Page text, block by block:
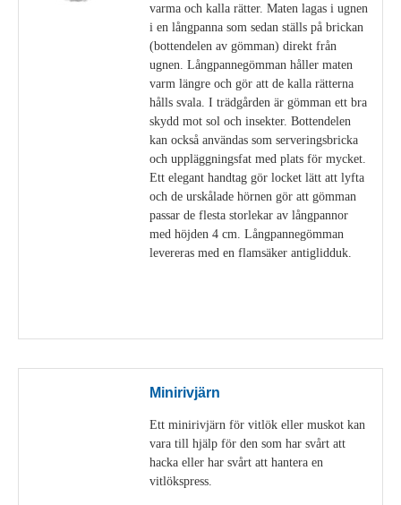
varma och kalla rätter. Maten lagas i ugnen
i en långpanna som sedan ställs på brickan
(bottendelen av gömman) direkt från
ugnen. Långpannegömman håller maten
varm längre och gör att de kalla rätterna
hålls svala. I trädgården är gömman ett bra
skydd mot sol och insekter. Bottendelen
kan också användas som serveringsbricka
och uppläggningsfat med plats för mycket.
Ett elegant handtag gör locket lätt att lyfta
och de urskålade hörnen gör att gömman
passar de flesta storlekar av långpannor
med höjden 4 cm. Långpannegömman
levereras med en flamsäker antiglidduk.
Minirivjärn
Ett minirivjärn för vitlök eller muskot kan
vara till hjälp för den som har svårt att
hacka eller har svårt att hantera en
vitlökspress.